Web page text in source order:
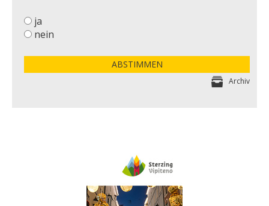
ja
nein
ABSTIMMEN
Archiv